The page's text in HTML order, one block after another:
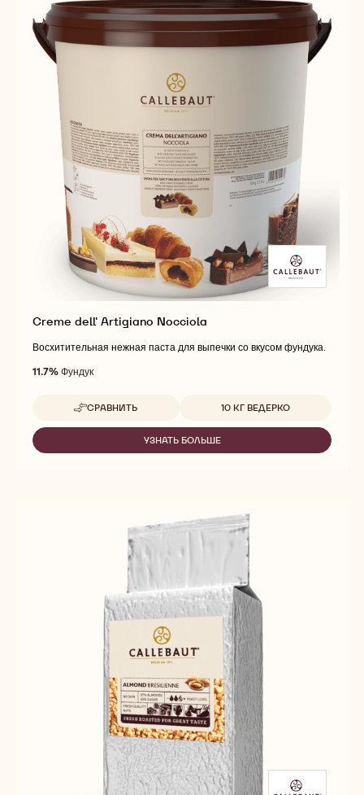
Creme dell' Artigiano Nocciola
Восхитительная нежная паста для выпечки со вкусом фундука.
11.7% Фундук
СРАВНИТЬ
-
CREME
ARTIGIANO
Доступные размеры
10 КГ ВЕДЕРКО
УЗНАТЬ БОЛЬШЕ
-